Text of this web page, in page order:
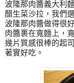
波隆那肉醬義大利
醋生菜沙拉，我們
波隆那肉醬做得很
肉醬裹在寬麵上，
幾片質感很棒的起
著實好吃。